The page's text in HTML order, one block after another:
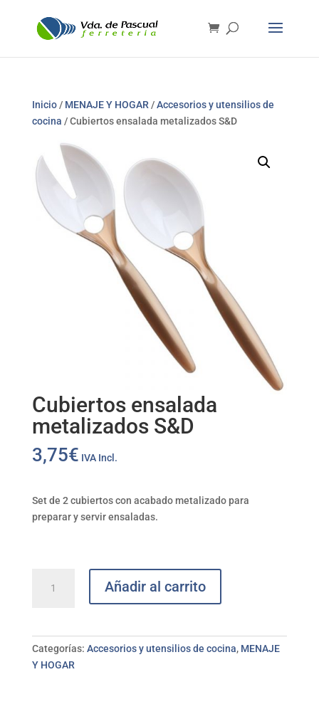
Inicio/ MENAJE Y HOGAR /Accesorios y utensilios de
cocina / Cubiertos ensalada metalizados S&D
Cubiertos ensalada
metalizados S&D
3,75€ IVA Incl.
Set de 2 cubiertos con acabado metalizado para
preparar y servir ensaladas.
ensalada
cantidad
Añadir al carrito
Categorías: Accesorios y utensilios de cocina, MENAJE
Y HOGAR